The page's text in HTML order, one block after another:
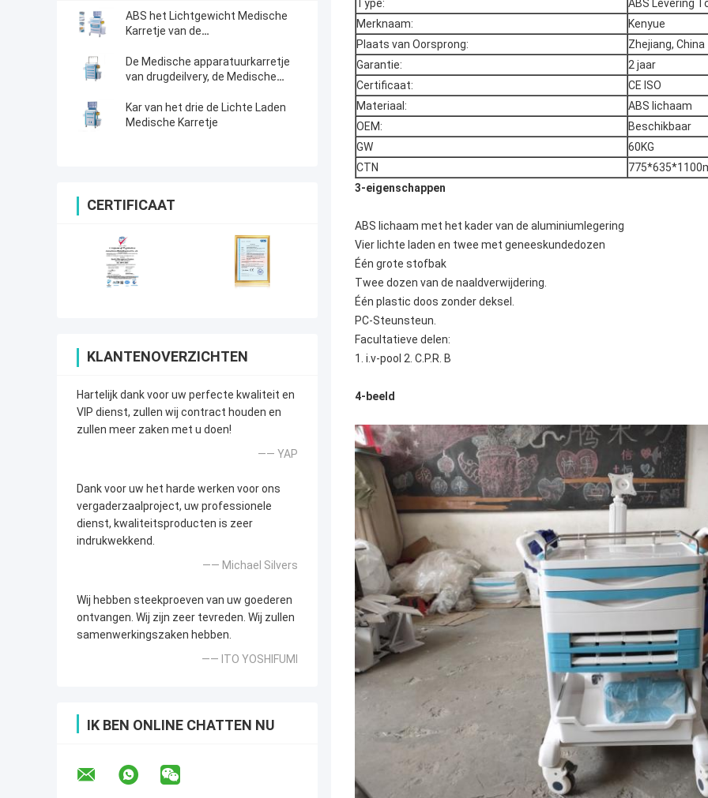
ABS het Lichtgewicht Medische
Karretje van de
apparatuur
De Medische apparatuurkarretje
van drugdeilvery, de Medische
Opslagdoos
Kar van het drie de Lichte Laden
Medische Karretje
CERTIFICAAT
KLANTENOVERZICHTEN
Hartelijk dank voor uw perfecte kwaliteit en
VIP dienst, zullen wij contract houden en
zullen meer zaken met u doen!
—— YAP
Dank voor uw het harde werken voor ons
vergaderzaalproject, uw professionele
dienst, kwaliteitsproducten is zeer
indrukwekkend.
—— Michael Silvers
Wij hebben steekproeven van uw goederen
ontvangen. Wij zijn zeer tevreden. Wij zullen
samenwerkingszaken hebben.
—— ITO YOSHIFUMI
IK BEN ONLINE CHATTEN NU
Type:
ABS Levering
Merknaam:
Kenyue
Plaats van Oorsprong:
Zhejiang, China
Garantie:
2 jaar
Certificaat:
CE ISO
Materiaal:
ABS lichaam
OEM:
Beschikbaar
GW
60KG
CTN
3-eigenschappen
ABS lichaam met het kader van de aluminiumlegering
Vier lichte laden en twee met geneeskundedozen
Één grote stofbak
Twee dozen van de naaldverwijdering.
Één plastic doos zonder deksel.
PC-Steunsteun.
Facultatieve delen:
1. i.v-pool 2. C.P.R. B
4-beeld